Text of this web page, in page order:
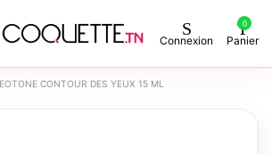
Connexion
0
Panier
CONTOUR DES YEUX 15 ML